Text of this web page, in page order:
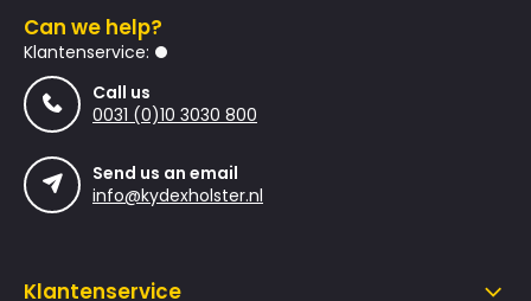
Can we help?
Klantenservice:
Call us
0031 (0)10 3030 800
Send us an email
info@kydexholster.nl
Klantenservice